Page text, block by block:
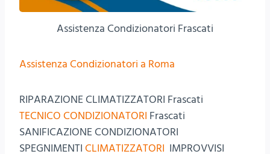
Assistenza Condizionatori Frascati
Assistenza Condizionatori a Roma
RIPARAZIONE CLIMATIZZATORI Frascati
TECNICO CONDIZIONATORI Frascati
SANIFICAZIONE CONDIZIONATORI
SPEGNIMENTI CLIMATIZZATORI IMPROVVISI